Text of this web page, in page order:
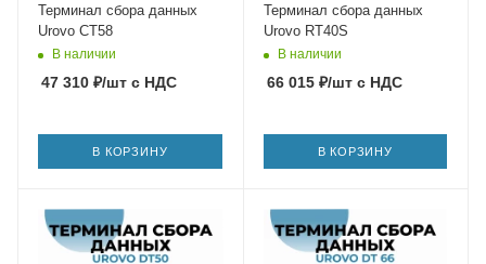
Терминал сбора данных
Urovo CT58
В наличии
47 310 ₽/шт с НДС
В КОРЗИНУ
Терминал сбора данных
Urovo RT40S
В наличии
66 015₽/штс НДС
В КОРЗИНУ